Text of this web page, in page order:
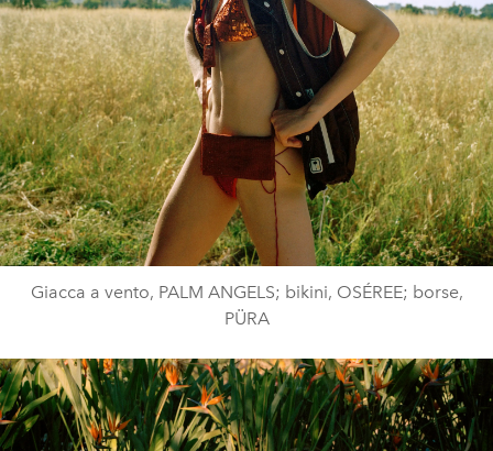
Giacca a vento, PALM ANGELS; bikini, OSÉREE; borse,
PÜRA